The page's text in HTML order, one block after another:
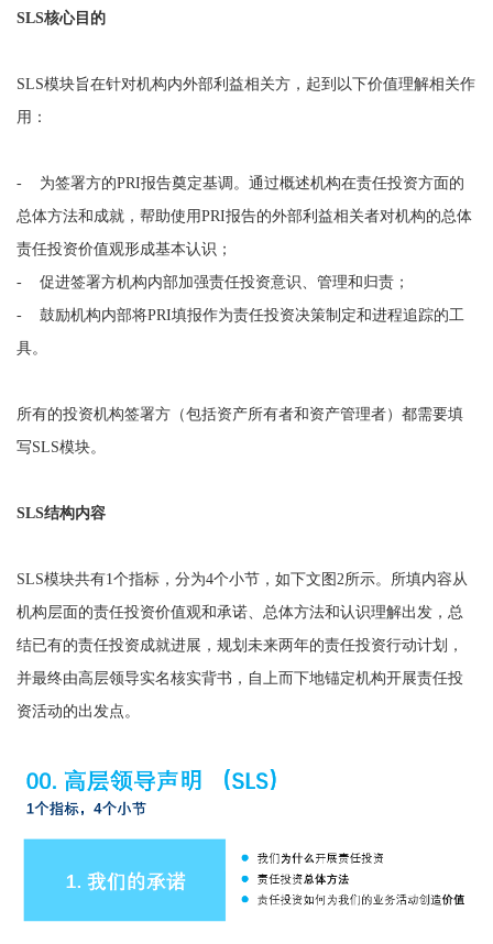
SLS核心目的
SLS模块旨在针对机构内外部利益相关方，起到以下价值理解相关作
用：
- 为签署方的PRI报告奠定基调。通过概述机构在责任投资方面的
总体方法和成就，帮助使用PRI报告的外部利益相关者对机构的总体
责任投资价值观形成基本认识；
- 促进签署方机构内部加强责任投资意识、管理和归责；
- 鼓励机构内部将PRI填报作为责任投资决策制定和进程追踪的工
具。
所有的投资机构签署方（包括资产所有者和资产管理者）都需要填
写SLS模块。
SLS结构内容
SLS模块共有1个指标，分为4个小节，如下文图2所示。所填内容从
机构层面的责任投资价值观和承诺、总体方法和认识理解出发，总
结已有的责任投资成就进展，规划未来两年的责任投资行动计划，
并最终由高层领导实名核实背书，自上而下地锚定机构开展责任投
资活动的出发点。